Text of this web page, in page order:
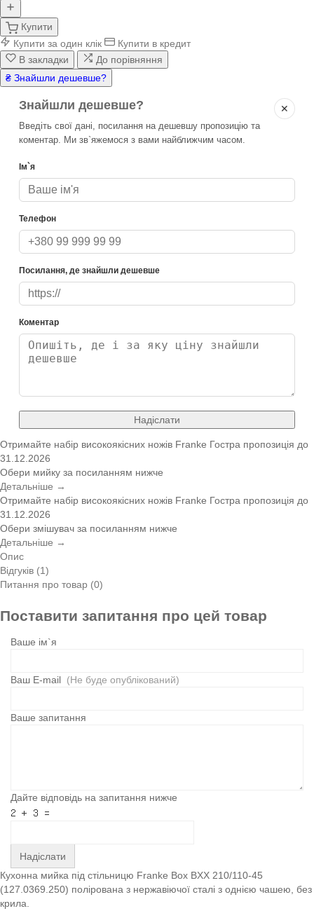
Купити
Купити за один клік
Купити в кредит
В закладки
До порівняння
₴ Знайшли дешевше?
✕
Знайшли дешевше?
Введіть свої дані, посилання на дешевшу пропозицію та
коментар. Ми зв`яжемося з вами найближчим часом.
Ім`я
Телефон
Посилання, де знайшли дешевше
Коментар
Надіслати
Отримайте набір високоякісних ножів Franke Гостра пропозиція до
31.12.2026
Обери мийку за посиланням нижче
Детальніше →
Отримайте набір високоякісних ножів Franke Гостра пропозиція до
31.12.2026
Обери змішувач за посиланням нижче
Детальніше →
Опис
Відгуків (1)
Питання про товар (0)
Поставити запитання про цей товар
Ваше ім`я
Ваш E-mail (Не буде опублікований)
Ваше запитання
Дайте відповідь на запитання нижче
Надіслати
Кухонна мийка під стільницю Franke Box BXX 210/110-45
(127.0369.250) полірована з нержавіючої сталі з однією чашею, без
крила.